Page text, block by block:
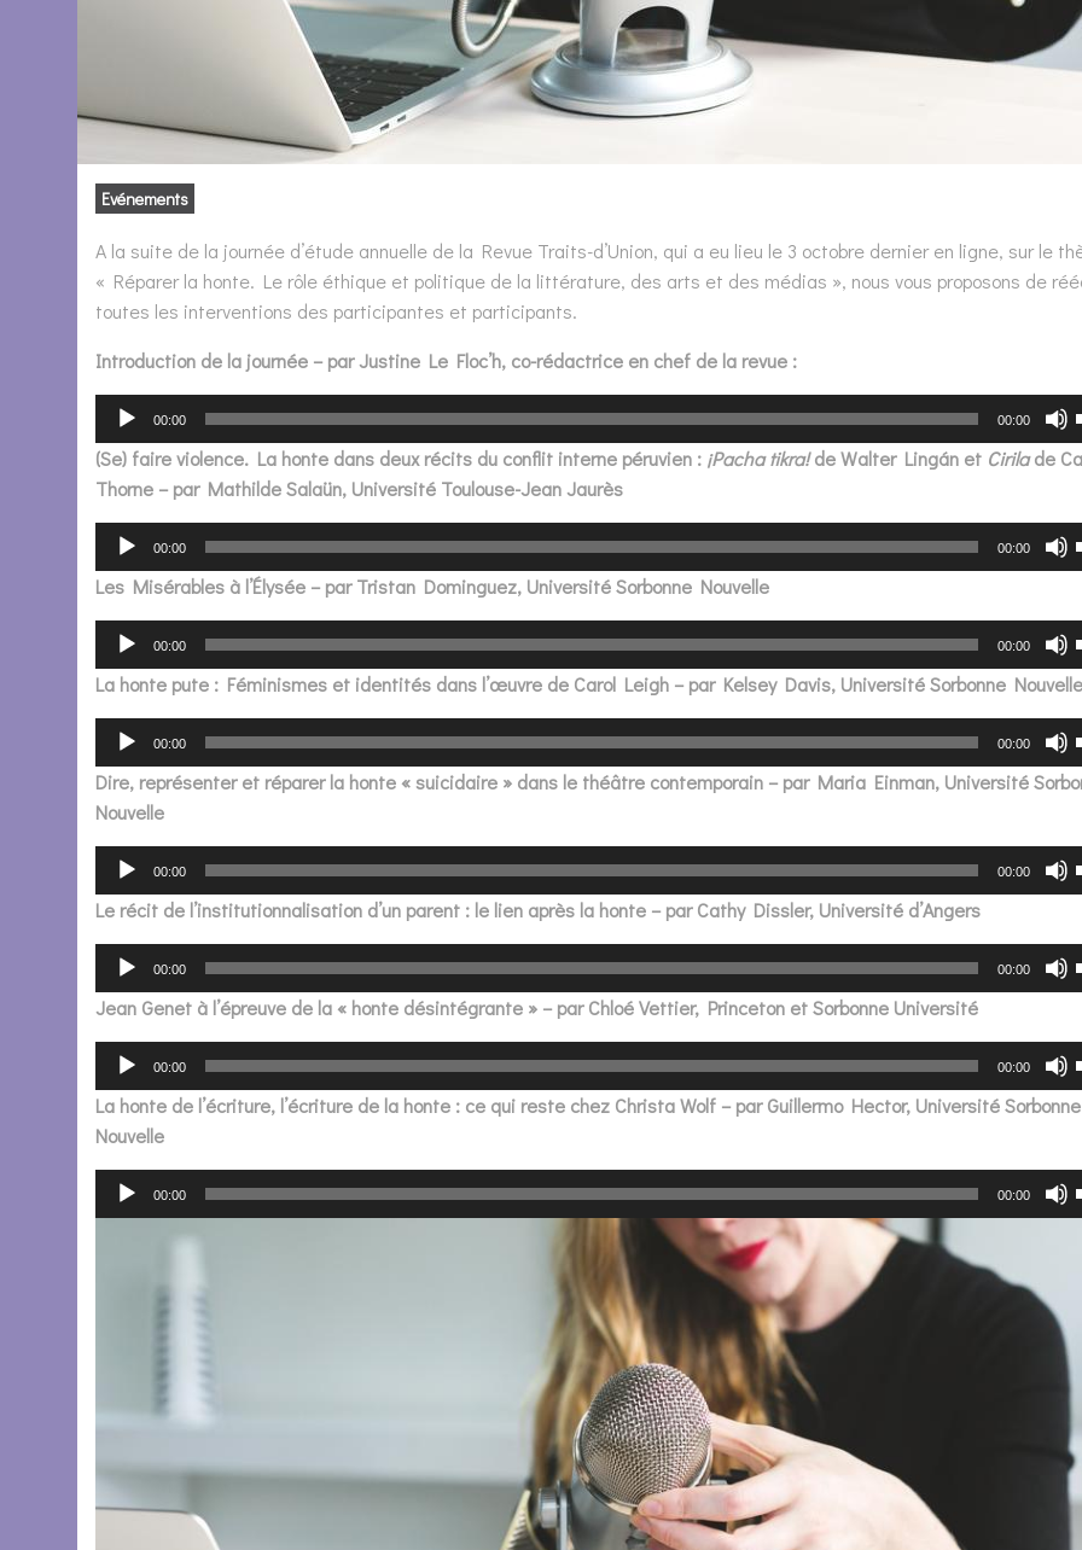
Evénements
A la suite de la journée d’étude annuelle de la Revue Traits-d’Union, qui a eu lieu le 3 octobre dernier en ligne, sur le
« Réparer la honte. Le rôle éthique et politique de la littérature, des arts et des médias », nous vous proposons de
toutes les interventions des participantes et participants.
Introduction de la journée – par Justine Le Floc’h, co-rédactrice en chef de la revue :
Lecteur
audio
00:00 00:00
(Se) faire violence. La honte dans deux récits du conflit interne péruvien : ¡Pacha tikra!de Walter Lingán et Cirilade
Thorne – par Mathilde Salaün, Université Toulouse-Jean Jaurès
Lecteur
audio
00:00 00:00
Les Misérables à l’Élysée – par Tristan Dominguez, Université Sorbonne Nouvelle
Lecteur
audio
00:00 00:00
La honte pute : Féminismes et identités dans l’œuvre de Carol Leigh – par Kelsey Davis, Université Sorbonne Nouvelle
Lecteur
audio
00:00 00:00
Dire, représenter et réparer la honte « suicidaire » dans le théâtre contemporain – par Maria Einman, Université
Nouvelle
Lecteur
audio
00:00 00:00
Le récit de l’institutionnalisation d’un parent : le lien après la honte – par Cathy Dissler, Université d’Angers
Lecteur
audio
00:00 00:00
Jean Genet à l’épreuve de la « honte désintégrante » – par Chloé Vettier, Princeton et Sorbonne Université
Lecteur
audio
00:00 00:00
La honte de l’écriture, l’écriture de la honte : ce qui reste chez Christa Wolf – par Guillermo Hector, Université Sorbonne
Nouvelle
Lecteur
audio
00:00 00:00